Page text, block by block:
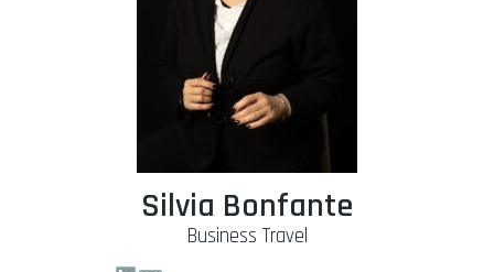
Silvia Bonfante
Business Travel